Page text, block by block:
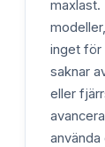
maxlast.
inget för
saknar
eller